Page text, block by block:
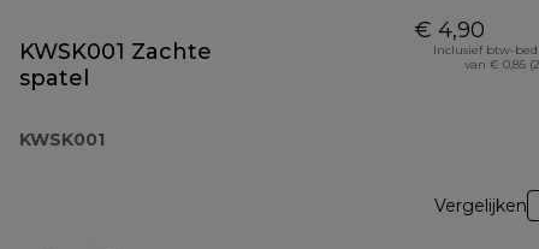
KWSK001 Zachte
spatel
KWSK001
€ 4,90
Inclusief btw-
van € 0,85
Vergelijken